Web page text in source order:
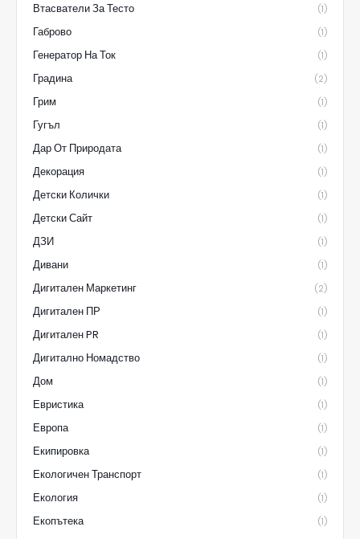
Втасватели За Тесто (1)
Габрово (1)
Генератор На Ток (1)
Градина (2)
Грим (1)
Гугъл (1)
Дар От Природата (1)
Декорация (1)
Детски Колички (1)
Детски Сайт (1)
ДЗИ (1)
Дивани (1)
Дигитален Маркетинг (2)
Дигитален ПР (1)
Дигитален PR (1)
Дигитално Номадство (1)
Дом (1)
Евристика (1)
Европа (1)
Екипировка (1)
Екологичен Транспорт (1)
Екология (1)
Екопътека (1)